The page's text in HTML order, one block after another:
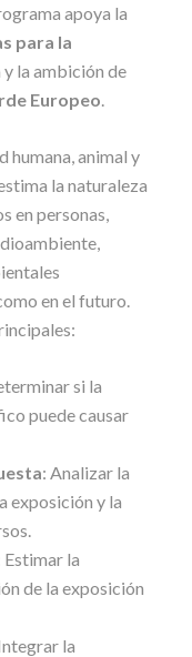
apoya la
para la
y la ambición de
Europeo
humana, animal y
la naturaleza
en personas,
en el futuro.
si la
puede causar
: Analizar la
exposición y la
Estimar la
de la exposición
la